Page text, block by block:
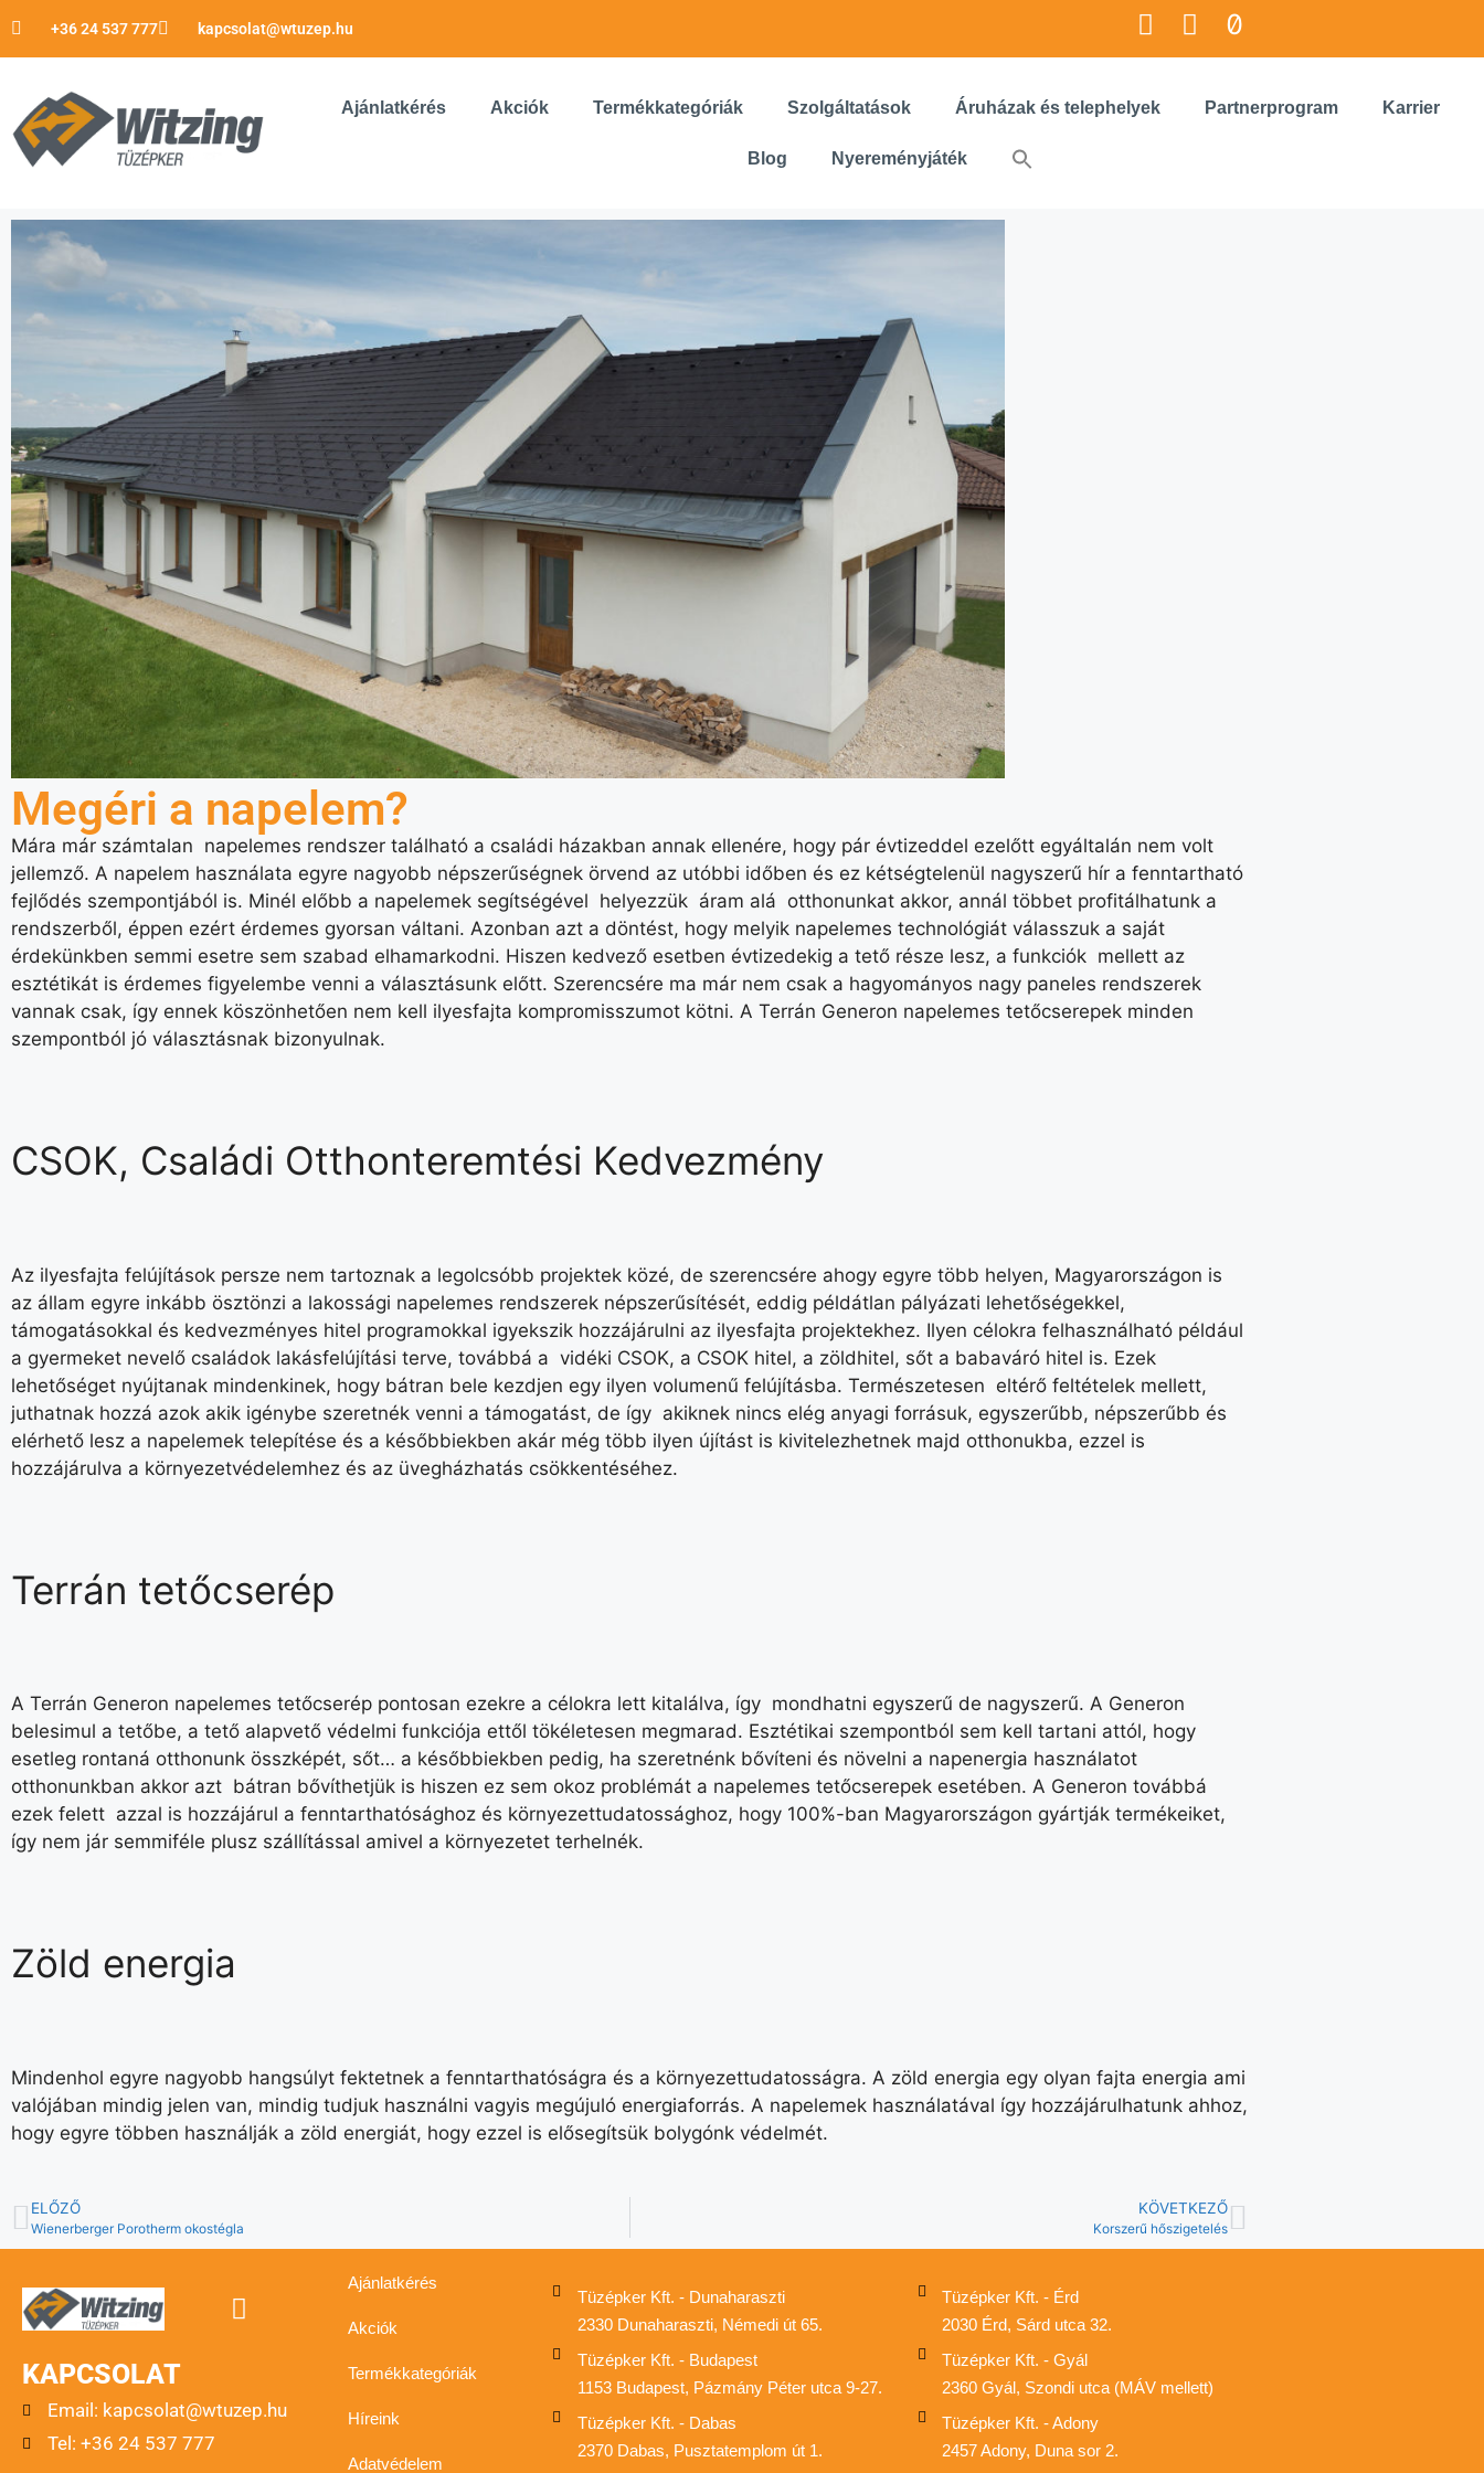
+36 24 537 777 kapcsolat@wtuzep.hu
Ajánlatkérés Akciók Termékkategóriák Szolgáltatások Áruházak és telephelyek Partnerprogram Karrier
Blog Nyereményjáték
Megéri a napelem?
Mára már számtalan napelemes rendszer található a családi házakban annak ellenére, hogy pár évtizeddel ezelőtt egyáltalán nem volt
jellemző. A napelem használata egyre nagyobb népszerűségnek örvend az utóbbi időben és ez kétségtelenül nagyszerű hír a fenntartható
fejlődés szempontjából is. Minél előbb a napelemek segítségével helyezzük áram alá otthonunkat akkor, annál többet profitálhatunk a
rendszerből, éppen ezért érdemes gyorsan váltani. Azonban azt a döntést, hogy melyik napelemes technológiát válasszuk a saját
érdekünkben semmi esetre sem szabad elhamarkodni. Hiszen kedvező esetben évtizedekig a tető része lesz, a funkciók mellett az
esztétikát is érdemes figyelembe venni a választásunk előtt. Szerencsére ma már nem csak a hagyományos nagy paneles rendszerek
vannak csak, így ennek köszönhetően nem kell ilyesfajta kompromisszumot kötni. A Terrán Generon napelemes tetőcserepek minden
szempontból jó választásnak bizonyulnak.
CSOK, Családi Otthonteremtési Kedvezmény
Az ilyesfajta felújítások persze nem tartoznak a legolcsóbb projektek közé, de szerencsére ahogy egyre több helyen, Magyarországon is
az állam egyre inkább ösztönzi a lakossági napelemes rendszerek népszerűsítését, eddig példátlan pályázati lehetőségekkel,
támogatásokkal és kedvezményes hitel programokkal igyekszik hozzájárulni az ilyesfajta projektekhez. Ilyen célokra felhasználható például
a gyermeket nevelő családok lakásfelújítási terve, továbbá a vidéki CSOK, a CSOK hitel, a zöldhitel, sőt a babaváró hitel is. Ezek
lehetőséget nyújtanak mindenkinek, hogy bátran bele kezdjen egy ilyen volumenű felújításba. Természetesen eltérő feltételek mellett,
juthatnak hozzá azok akik igénybe szeretnék venni a támogatást, de így akiknek nincs elég anyagi forrásuk, egyszerűbb, népszerűbb és
elérhető lesz a napelemek telepítése és a későbbiekben akár még több ilyen újítást is kivitelezhetnek majd otthonukba, ezzel is
hozzájárulva a környezetvédelemhez és az üvegházhatás csökkentéséhez.
Terrán tetőcserép
A Terrán Generon napelemes tetőcserép pontosan ezekre a célokra lett kitalálva, így mondhatni egyszerű de nagyszerű. A Generon
belesimul a tetőbe, a tető alapvető védelmi funkciója ettől tökéletesen megmarad. Esztétikai szempontból sem kell tartani attól, hogy
esetleg rontaná otthonunk összképét, sőt… a későbbiekben pedig, ha szeretnénk bővíteni és növelni a napenergia használatot
otthonunkban akkor azt bátran bővíthetjük is hiszen ez sem okoz problémát a napelemes tetőcserepek esetében. A Generon továbbá
ezek felett azzal is hozzájárul a fenntarthatósághoz és környezettudatossághoz, hogy 100%-ban Magyarországon gyártják termékeiket,
így nem jár semmiféle plusz szállítással amivel a környezetet terhelnék.
Zöld energia
Mindenhol egyre nagyobb hangsúlyt fektetnek a fenntarthatóságra és a környezettudatosságra. A zöld energia egy olyan fajta energia ami
valójában mindig jelen van, mindig tudjuk használni vagyis megújuló energiaforrás. A napelemek használatával így hozzájárulhatunk ahhoz,
hogy egyre többen használják a zöld energiát, hogy ezzel is elősegítsük bolygónk védelmét.
ELŐZŐ
Wienerberger Porotherm okostégla
KÖVETKEZŐ
Korszerű hőszigetelés
KAPCSOLAT
Email: kapcsolat@wtuzep.hu
Tel: +36 24 537 777
Ajánlatkérés
Akciók
Termékkategóriák
Híreink
Adatvédelem
Tüzépker Kft. - Dunaharaszti
2330 Dunaharaszti, Némedi út 65.
Tüzépker Kft. - Budapest
1153 Budapest, Pázmány Péter utca 9-27.
Tüzépker Kft. - Dabas
2370 Dabas, Pusztatemplom út 1.
Tüzépker Kft. - Érd
2030 Érd, Sárd utca 32.
Tüzépker Kft. - Gyál
2360 Gyál, Szondi utca (MÁV mellett)
Tüzépker Kft. - Adony
2457 Adony, Duna sor 2.